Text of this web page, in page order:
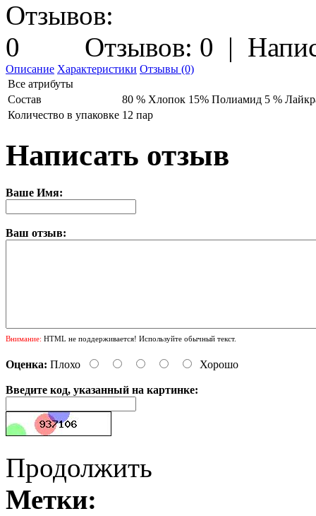
Отзывов: 0 |
Описание Характеристики Отзывы (0)
Все атрибуты
Состав
80 % Хлопок 15% Полиамид 5 %
Количество в упаковке 12 пар
Написать отзыв
Ваше Имя:
Ваш отзыв:
Внимание: HTML не поддерживается! Используйте обычный текст.
Оценка: Плохо Хорошо
Введите код, указанный на картинке:
Продолжить
Метки: